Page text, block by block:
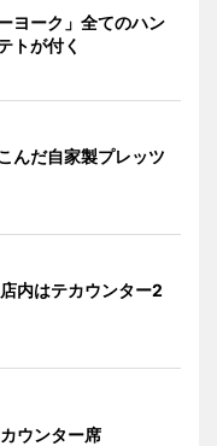
ヨーク」全てのハン
トが付く
んだ自家製プレッツ
内はテカウンター2
ウンター席